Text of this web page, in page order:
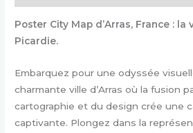
Poster City Map d’Arras, France :
Picardie.
Embarquez pour une odyssée
charmante ville d’Arras où la fusion
cartographie et du design crée une
captivante. Plongez dans la